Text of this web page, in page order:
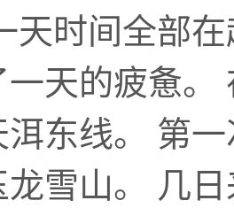
天时间全部
天的疲惫。
东线。 第
龙雪山。 几